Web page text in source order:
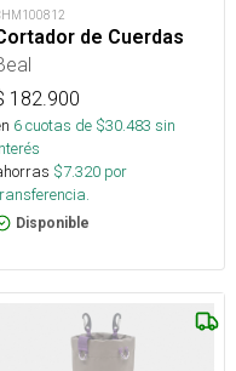
de Cuerdas
182.900
6cuotas de $30.483 sin
$7.320 por
Disponible